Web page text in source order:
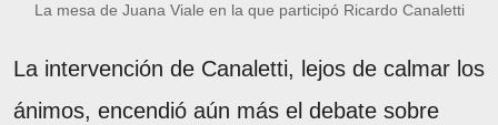
La mesa de Juana Viale en la que participó Ricardo Canaletti
La intervención de Canaletti, lejos de calmar los
ánimos, encendió aún más el debate sobre